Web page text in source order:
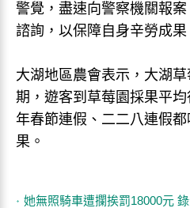
警覺，盡速向警察機關報
諮詢，以保障自身辛勞成果
大湖地區農會表示，大湖
期，遊客到草莓園採果平
年春節連假、二二八連假
果。
她無照騎車遭攔挨罰18000元